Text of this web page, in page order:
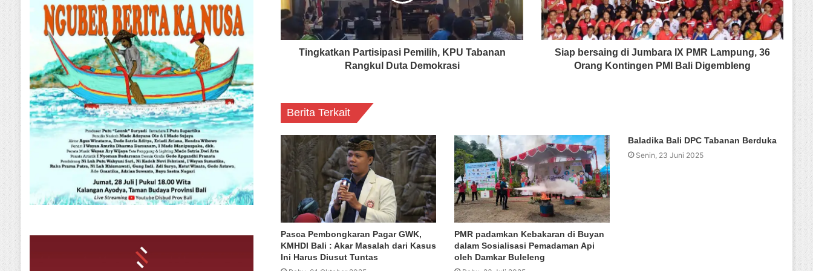
Tingkatkan Partisipasi Pemilih, KPU Tabanan
Rangkul Duta Demokrasi
Siap bersaing di Jumbara IX PMR Lampung, 36
Orang Kontingen PMI Bali Digembleng
Berita Terkait
Pasca Pembongkaran Pagar GWK,
KMHDI Bali : Akar Masalah dari Kasus
Ini Harus Diusut Tuntas
PMR padamkan Kebakaran di Buyan
dalam Sosialisasi Pemadaman Api
oleh Damkar Buleleng
Baladika Bali DPC Tabanan Berduka
Senin, 23 Juni 2025